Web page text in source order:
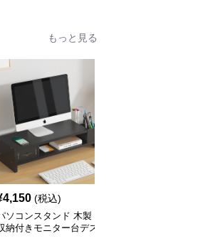
もっと見る
4,150 (税込)
ソコンスタンド 木製
納付きモニター台デス